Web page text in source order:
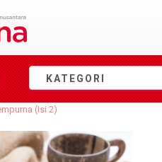
KATEGORI
(Isi 2)